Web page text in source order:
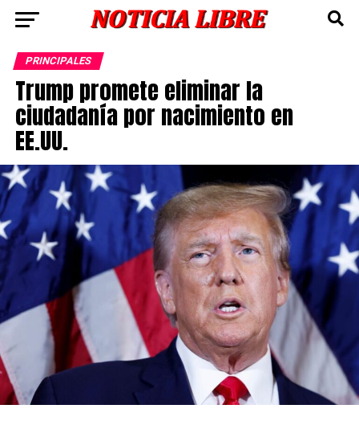
PRINCIPALES
Trump promete eliminar la
ciudadanía por nacimiento en
EE.UU.